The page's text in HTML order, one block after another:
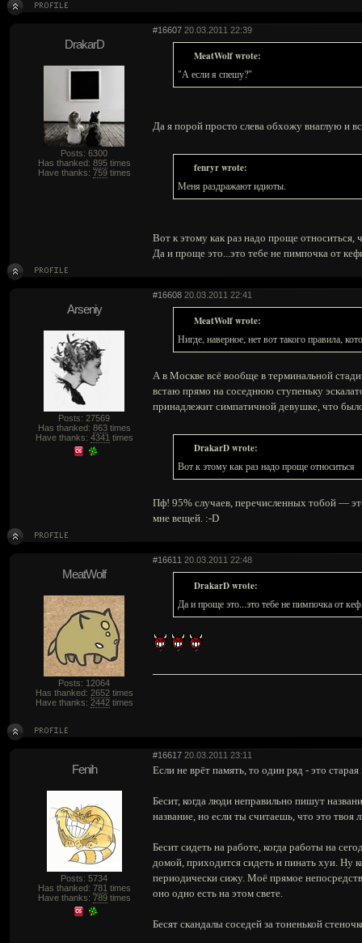
#16607 20.03.2011 22:39
DrakarD
Posts: 6300
Has thanked: 895times
Have thanks: 759times
MeatWolf wrote:
"А если я спешу?"
Да я порой просто слева обхожу внаглую и
fenryr wrote:
Меня раздражают идиоты.
Вот к этому как раз надо проще
Да и проще это...это тебе не пимпочка
#16608 20.03.2011 22:41
Arseniy
Posts: 27569
Has thanked: 863times
Have thanks: 4341 times
MeatWolf wrote:
Нигде, наверное, нет вот такого
А в Москве всё вообще в терминальной
встаю прямо на соседнюю ступеньку
принадлежит симпатичной девушке, что
DrakarD wrote:
Вот к этому как раз надо проще относиться
Пф! 95% случаев, перечисленных тобой —
мне вещей. :-D
#16611 20.03.2011 22:48
MeatWolf
Posts: 12064
Has thanked: 2652times
Have thanks: 2442times
DrakarD wrote:
Да и проще это...это тебе не
#16617 20.03.2011 23:11
Fenih
Posts: 5734
Has thanked: 781 times
Have thanks: 789times
Если не врёт память, то один ряд - это
Бесит, когда люди неправильно пишут
название, но если ты считаешь, что это
Бесит сидеть на работе, когда работы на
домой, приходится сидеть и пинать хуи. Ну
периодически сижу. Моё прямое
оно одно есть на этом свете.
Бесят скандалы соседей за тоненькой